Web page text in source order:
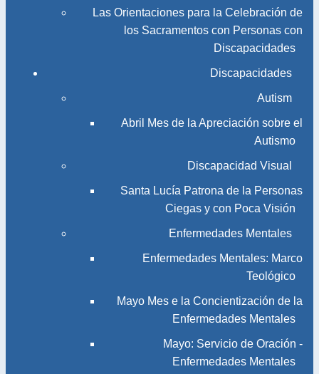
Las Orientaciones para la Celebración de
los Sacramentos con Personas con
Discapacidades
Discapacidades
Autism
Abril Mes de la Apreciación sobre el
Autismo
Discapacidad Visual
Santa Lucía Patrona de la Personas
Ciegas y con Poca Visión
Enfermedades Mentales
Enfermedades Mentales: Marco
Teológico
Mayo Mes e la Concientización de la
Enfermedades Mentales
Mayo: Servicio de Oración -
Enfermedades Mentales